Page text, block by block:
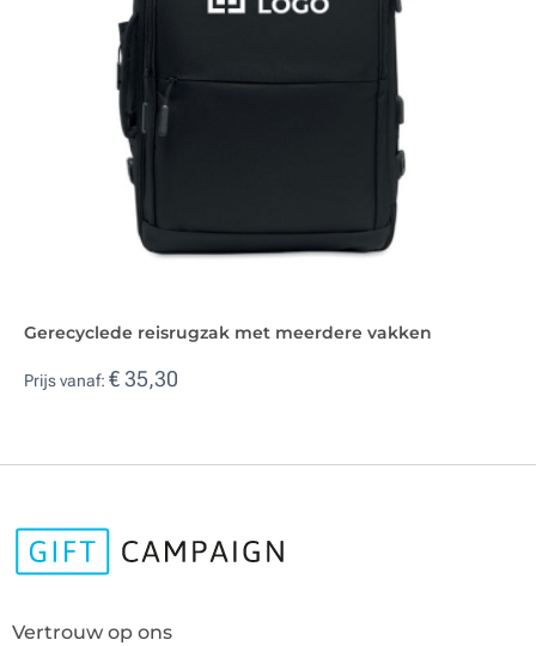
Gerecyclede reisrugzak met meerdere vakken
Prijs vanaf: € 35,30
Vertrouw op ons